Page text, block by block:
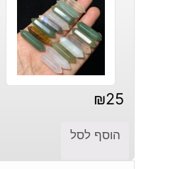
₪25
הוסף לסל